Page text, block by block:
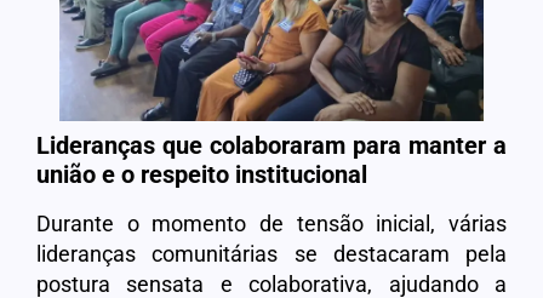
Lideranças que colaboraram para manter a
união e o respeito institucional
Durante o momento de tensão inicial, várias
lideranças comunitárias se destacaram pela
postura sensata e colaborativa, ajudando a